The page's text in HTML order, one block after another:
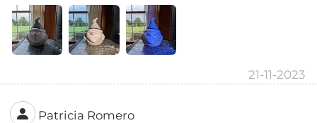
21-11-2023
Patricia Romero